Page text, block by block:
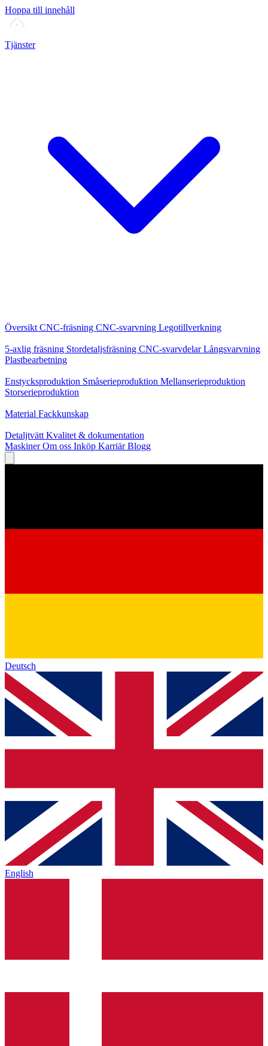
Hoppa till innehåll
Tjänster
Översikt CNC-fräsning CNC-svarvning Legotillverkning
5-axlig fräsning Stordetaljsfräsning CNC-svarvdelarLångsvarvning
Plastbearbetning
Enstycksproduktion Småserieproduktion Mellanserieproduktion
Storserieproduktion
Material Fackkunskap
Detaljtvätt Kvalitet & dokumentation
MaskinerOm oss Inköp KarriärBlogg
Deutsch
English